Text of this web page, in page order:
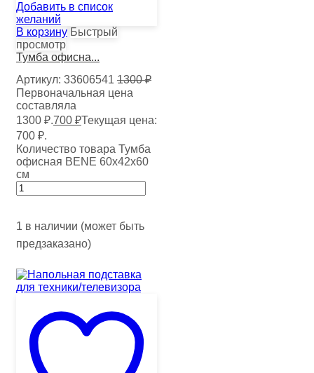
Добавить в список
желаний
В корзину Быстрый
просмотр
Тумба офисна...
Артикул: 33606541 1300₽
Первоначальная цена
составляла
1300 ₽.700 ₽Текущая цена:
700 ₽.
Количество товара Тумба
офисная BENE 60х42х60
см
1 в наличии (может быть
предзаказано)